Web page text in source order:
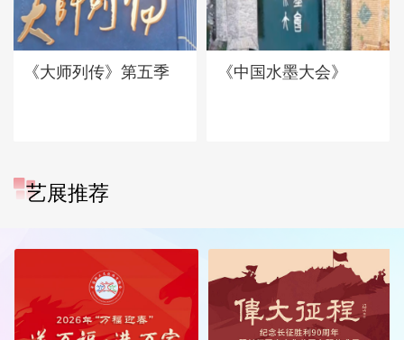
《大师列传》第五季 《中国水墨大会》
艺展推荐